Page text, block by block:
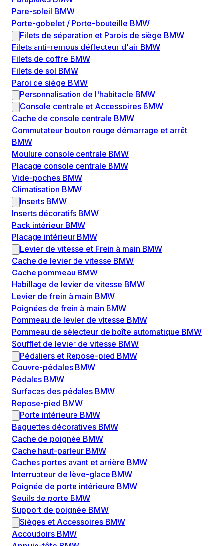
Pare-soleil BMW
Porte-gobelet / Porte-bouteille BMW
Filets de séparation et Parois de siège BMW
Filets anti-remous déflecteur d'air BMW
Filets de coffre BMW
Filets de sol BMW
Paroi de siège BMW
Personnalisation de l'habitacle BMW
Console centrale et Accessoires BMW
Cache de console centrale BMW
Commutateur bouton rouge démarrage et arrêt
BMW
Moulure console centrale BMW
Placage console centrale BMW
Vide-poches BMW
Climatisation BMW
Inserts BMW
Inserts décoratifs BMW
Pack intérieur BMW
Placage intérieur BMW
Levier de vitesse et Frein à main BMW
Cache de levier de vitesse BMW
Cache pommeau BMW
Habillage de levier de vitesse BMW
Levier de frein à main BMW
Poignées de frein à main BMW
Pommeau de levier de vitesse BMW
Pommeau de sélecteur de boîte automatique BMW
Soufflet de levier de vitesse BMW
Pédaliers et Repose-pied BMW
Couvre-pédales BMW
Pédales BMW
Surfaces des pédales BMW
Repose-pied BMW
Porte intérieure BMW
Baguettes décoratives BMW
Cache de poignée BMW
Cache haut-parleur BMW
Caches portes avant et arrière BMW
Interrupteur de lève-glace BMW
Poignée de porte intérieure BMW
Seuils de porte BMW
Support de poignée BMW
Sièges et Accessoires BMW
Accoudoirs BMW